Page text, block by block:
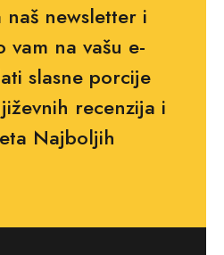
naš newsletter i
vam na vašu e-
slasne porcije
recenzija i
Najboljih